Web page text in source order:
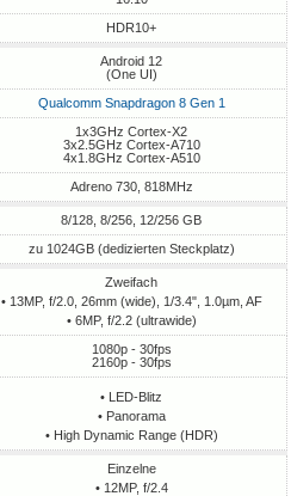
HDR10+
Android 12
(One UI)
Qualcomm Snapdragon 8 Gen 1
1x3GHz Cortex-X2
3x2.5GHz Cortex-A710
4x1.8GHz Cortex-A510
Adreno 730, 818MHz
8/128, 8/256, 12/256 GB
zu 1024GB (dedizierten Steckplatz)
Zweifach
• 13MP, f/2.0, 26mm (wide), 1/3.4", 1.0µm, AF
• 6MP, f/2.2 (ultrawide)
1080p - 30fps
2160p - 30fps
• LED-Blitz
• Panorama
• High Dynamic Range (HDR)
Einzelne
• 12MP, f/2.4